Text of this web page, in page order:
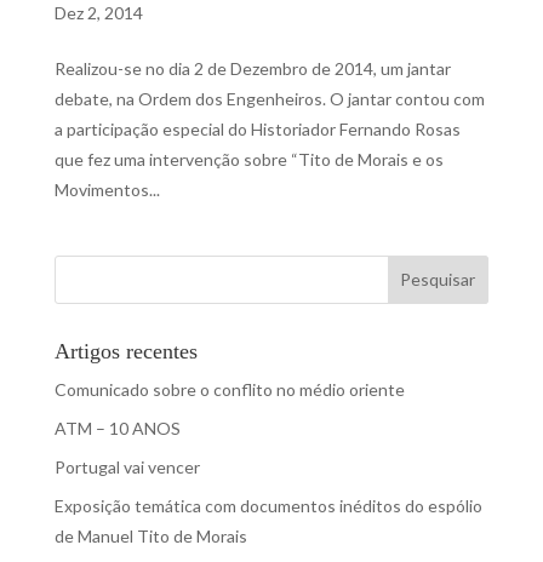
Dez 2, 2014
Realizou-se no dia 2 de Dezembro de 2014, um jantar
debate, na Ordem dos Engenheiros. O jantar contou com
a participação especial do Historiador Fernando Rosas
que fez uma intervenção sobre “Tito de Morais e os
Movimentos...
Pesquisar
Artigos recentes
Comunicado sobre o conflito no médio oriente
ATM – 10 ANOS
Portugal vai vencer
Exposição temática com documentos inéditos do espólio
de Manuel Tito de Morais